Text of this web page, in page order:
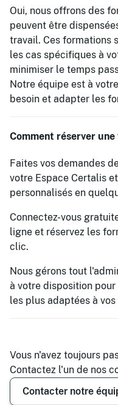
Oui, nous offrons des
peuvent être
travail. Ces formations
les cas spécifiques à
minimiser le temps
Notre équipe est à
besoin et adapter les
Comment réserver
Faites vos demandes
votre Espace Certalis
personnalisés en
Connectez-vous
ligne et réservez les
clic.
Nous gérons tout
à votre disposition
les plus adaptées à vos
Vous n'avez toujours
Contactez l'un de nos
Contacter notre